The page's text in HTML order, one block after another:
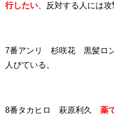
行したい 、反対する人には攻
7番アンリ 杉咲花 黒髪ロン
人びている。
8番タカヒロ 萩原利久 薬